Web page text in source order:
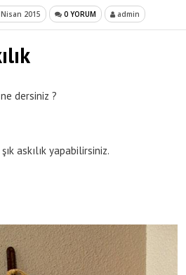
Nisan 2015 0 YORUM admin
dersiniz ?
askılık yapabilirsiniz.